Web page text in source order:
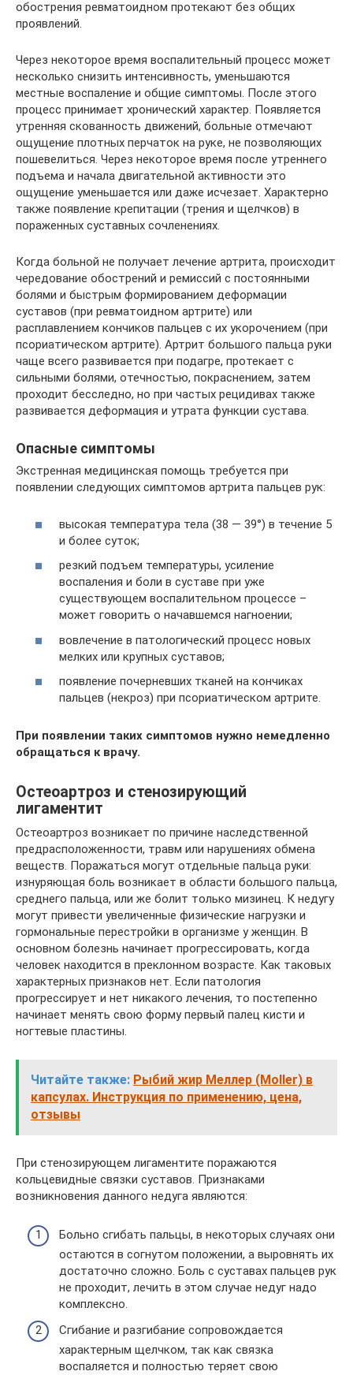
обострения ревматоидном протекают без общих
проявлений.
Через некоторое время воспалительный процесс может
несколько снизить интенсивность, уменьшаются
местные воспаление и общие симптомы. После этого
процесс принимает хронический характер. Появляется
утренняя скованность движений, больные отмечают
ощущение плотных перчаток на руке, не позволяющих
пошевелиться. Через некоторое время после утреннего
подъема и начала двигательной активности это
ощущение уменьшается или даже исчезает. Характерно
также появление крепитации (трения и щелчков) в
пораженных суставных сочленениях.
Когда больной не получает лечение артрита, происходит
чередование обострений и ремиссий с постоянными
болями и быстрым формированием деформации
суставов (при ревматоидном артрите) или
расплавлением кончиков пальцев с их укорочением (при
псориатическом артрите). Артрит большого пальца руки
чаще всего развивается при подагре, протекает с
сильными болями, отечностью, покраснением, затем
проходит бесследно, но при частых рецидивах также
развивается деформация и утрата функции сустава.
Опасные симптомы
Экстренная медицинская помощь требуется при
появлении следующих симптомов артрита пальцев рук:
высокая температура тела (38 — 39°) в течение 5
и более суток;
резкий подъем температуры, усиление
воспаления и боли в суставе при уже
существующем воспалительном процессе –
может говорить о начавшемся нагноении;
вовлечение в патологический процесс новых
мелких или крупных суставов;
появление почерневших тканей на кончиках
пальцев (некроз) при псориатическом артрите.
При появлении таких симптомов нужно немедленно
обращаться к врачу.
Остеоартроз и стенозирующий
лигаментит
Остеоартроз возникает по причине наследственной
предрасположенности, травм или нарушениях обмена
веществ. Поражаться могут отдельные пальца руки:
изнуряющая боль возникает в области большого пальца,
среднего пальца, или же болит только мизинец. К недугу
могут привести увеличенные физические нагрузки и
гормональные перестройки в организме у женщин. В
основном болезнь начинает прогрессировать, когда
человек находится в преклонном возрасте. Как таковых
характерных признаков нет. Если патология
прогрессирует и нет никакого лечения, то постепенно
начинает менять свою форму первый палец кисти и
ногтевые пластины.
Читайте также: Рыбий жир Меллер (Moller) в
капсулах. Инструкция по применению, цена,
отзывы
При стенозирующем лигаментите поражаются
кольцевидные связки суставов. Признаками
возникновения данного недуга являются:
Больно сгибать пальцы, в некоторых случаях они
остаются в согнутом положении, а выровнять их
достаточно сложно. Боль с суставах пальцев рук
не проходит, лечить в этом случае недуг надо
комплексно.
Сгибание и разгибание сопровождается
характерным щелчком, так как связка
воспаляется и полностью теряет свою